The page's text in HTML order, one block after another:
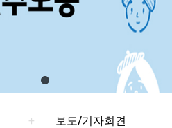
+ 보도/기자회견